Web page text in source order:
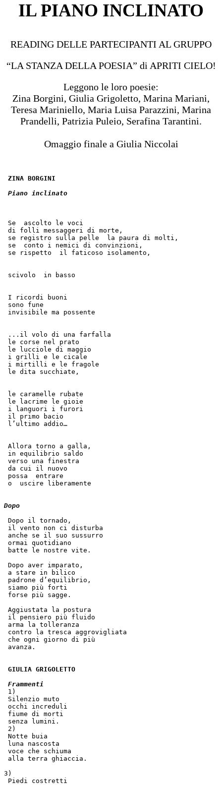
IL PIANO INCLINATO
READING DELLE PARTECIPANTI AL GRUPPO
“LA STANZA DELLA POESIA” di APRITI CIELO!
Leggono le loro poesie:
Zina Borgini, Giulia Grigoletto, Marina Mariani,
Teresa Mariniello, Maria Luisa Parazzini, Marina
Prandelli, Patrizia Puleio, Serafina Tarantini.
Omaggio finale a Giulia Niccolai
ZINA BORGINI
Piano inclinato
Se  ascolto le voci
di folli messaggeri di morte,
se registro sulla pelle  la paura di molti,
se  conto i nemici di convinzioni,
se rispetto  il faticoso isolamento,
scivolo  in basso
I ricordi buoni
sono fune
invisibile ma possente
...il volo di una farfalla
le corse nel prato
le lucciole di maggio
i grilli e le cicale
i mirtilli e le fragole
le dita succhiate,
le caramelle rubate
le lacrime le gioie
i languori i furori
il primo bacio
l’ultimo addio…
Allora torno a galla,
in equilibrio saldo
verso una finestra
da cui il nuovo
possa  entrare
o  uscire liberamente
Dopo
Dopo il tornado,
il vento non ci disturba
anche se il suo sussurro
ormai quotidiano
batte le nostre vite.
Dopo aver imparato,
a stare in bilico
padrone d’equilibrio,
siamo più forti
forse più sagge.
Aggiustata la postura
il pensiero più fluido
arma la tolleranza
contro la tresca aggrovigliata
che ogni giorno di più
avanza.
GIULIA GRIGOLETTO
Frammenti
1)
Silenzio muto
occhi increduli
fiume di morti
senza lumini.
2)
Notte buia
luna nascosta
voce che schiuma
alla terra ghiaccia.
3)
Piedi costretti